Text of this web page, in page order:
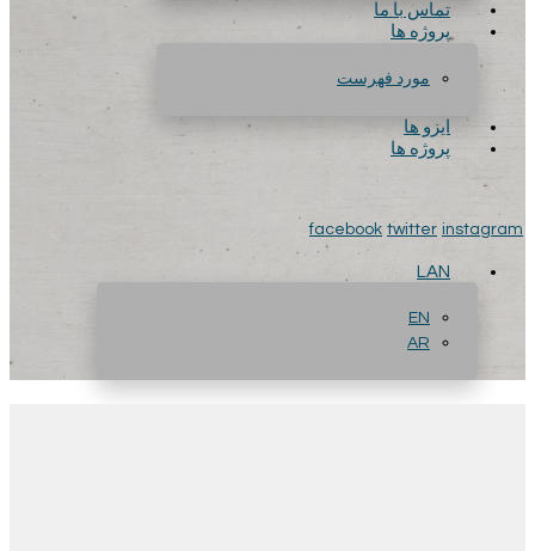
تماس با ما
پروژه ها
مورد فهرست
ایزو ها
پروژه ها
facebook twitter instagram
LAN
EN
AR